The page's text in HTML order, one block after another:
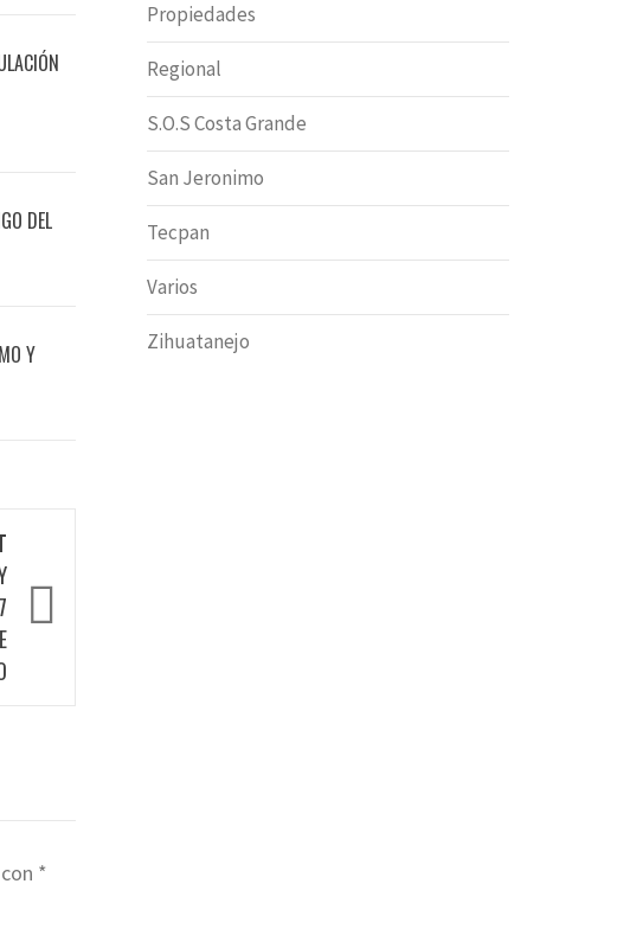
DEL
Y
*
Propiedades
Regional
S.O.S Costa Grande
San Jeronimo
Tecpan
Varios
Zihuatanejo